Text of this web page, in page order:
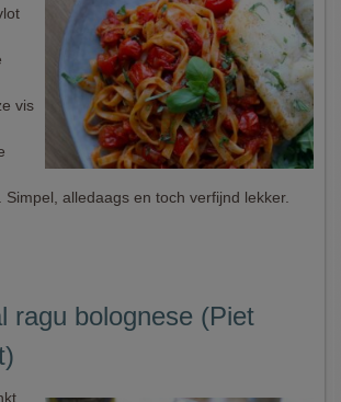
vis
alledaags en toch verfijnd lekker.
ragu bolognese (Piet